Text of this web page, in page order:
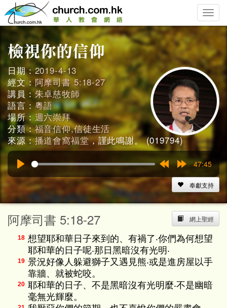
Toggle
日期：2019-4-13
經文：阿摩司書 5:18-27
講員：朱卓慈牧師
語言：粵語
場所：週六崇拜
分類：福音信仰,信徒生活
來源：播道會窩福堂，謹此鳴謝。 (019794)
15s
15s
47:45
奉獻支持
網上聖經
阿摩司書 5:18-27
18 想望耶和華日子來到的、有禍了‧你們為何想望
耶和華的日子呢‧那日黑暗沒有光明‧
19 景況好像人躲避獅子又遇見熊‧或是進房屋以手
靠牆、就被蛇咬。
20 耶和華的日子、不是黑暗沒有光明麼‧不是幽暗
毫無光輝麼。